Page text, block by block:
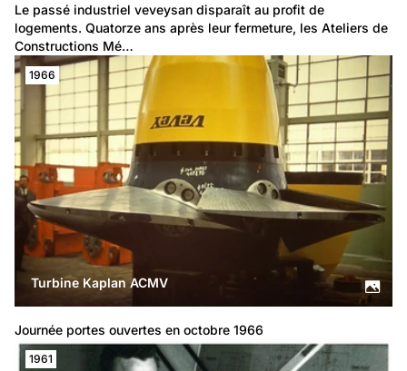
Le passé industriel veveysan disparaît au profit de
logements. Quatorze ans après leur fermeture, les Ateliers de
Constructions Mé…
1966
Turbine Kaplan ACMV
Journée portes ouvertes en octobre 1966
1961